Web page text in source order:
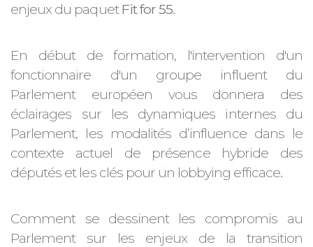
enjeux du paquetFit for 55.
En début de formation, l'intervention d'un
fonctionnaire d'un groupe influent du
Parlement européen vous donnera des
éclairages sur les dynamiques internes du
Parlement, les modalités d’influence dans le
contexte actuel de présence hybride des
députés et les clés pour un lobbying efficace.
Comment se dessinent les compromis au
Parlement sur les enjeux de la transition